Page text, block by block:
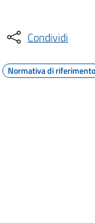
Condividi
Normativa di riferimento